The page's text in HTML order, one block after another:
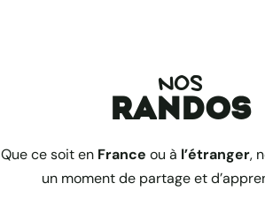
NOS
randos
Que ce soit en Franceou à l’étranger,
un moment de partage et